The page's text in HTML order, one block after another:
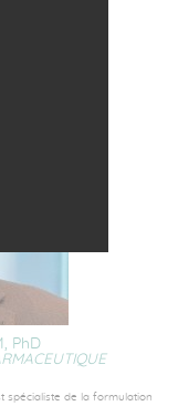
PhD
spécialiste de la formulation